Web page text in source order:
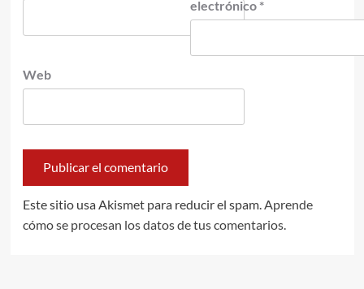
electrónico *
Web
Este sitio usa Akismet para reducir el spam. Aprende
cómo se procesan los datos de tus comentarios.